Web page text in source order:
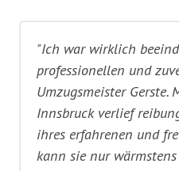
"Ich war wirklich
professionellen und
Umzugsmeister
Innsbruck verlief
ihres erfahrenen und
kann sie nur